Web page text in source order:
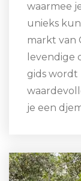
waarmee
unieks
markt van
levendige
gids
je een